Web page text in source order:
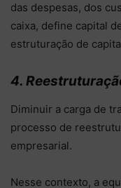
das despesas, dos
caixa, define capital
estruturação de
4.
Diminuir a carga de
processo de
empresarial.
Nesse contexto, a